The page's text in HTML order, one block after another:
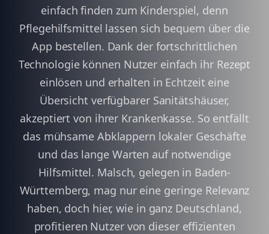
einfach finden zum Kinderspiel, denn
Pflegehilfsmittel lassen sich bequem über die
App bestellen. Dank der fortschrittlichen
Technologie können Nutzer einfach ihr Rezept
einlösen und erhalten in Echtzeit eine
Übersicht verfügbarer Sanitätshäuser,
akzeptiert von ihrer Krankenkasse. So entfällt
das mühsame Abklappern lokaler Geschäfte
und das lange Warten auf notwendige
Hilfsmittel. Malsch, gelegen in Baden-
Württemberg, mag nur eine geringe Relevanz
haben, doch hier, wie in ganz Deutschland,
profitieren Nutzer von dieser effizienten